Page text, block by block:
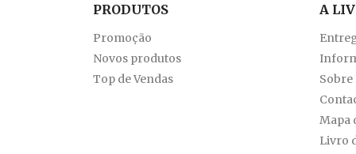
PRODUTOS
Promoção
Novos produtos
Top de Vendas
A
Sobre
Mapa
Livro